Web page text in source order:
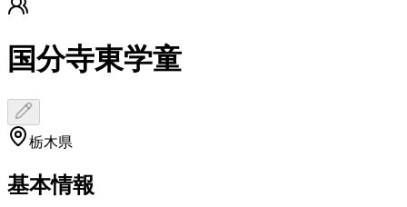
国分寺東学童
栃木県
基本情報